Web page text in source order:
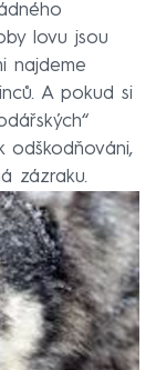
lovu jsou
najdeme
A pokud si
odškodňováni,
zázraku.